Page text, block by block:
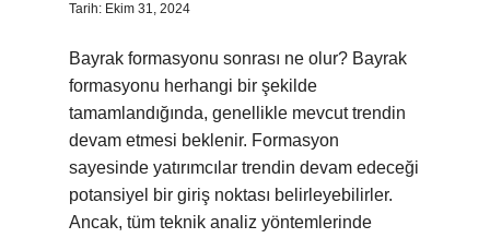
Tarih: Ekim 31, 2024
Bayrak formasyonu sonrası ne olur? Bayrak
formasyonu herhangi bir şekilde
tamamlandığında, genellikle mevcut trendin
devam etmesi beklenir. Formasyon
sayesinde yatırımcılar trendin devam edeceği
potansiyel bir giriş noktası belirleyebilirler.
Ancak, tüm teknik analiz yöntemlerinde